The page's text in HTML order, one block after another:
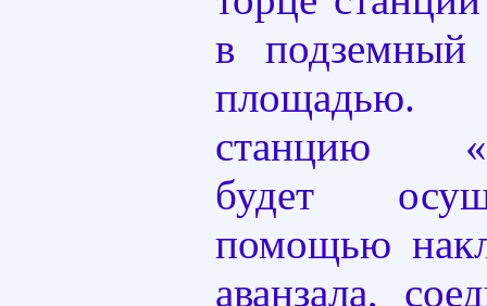
в подземный
площадью.
станцию
будет
помощью
аванзала,